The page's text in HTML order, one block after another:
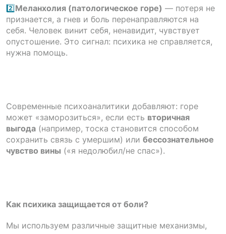
2️⃣Меланхолия (патологическое горе) — потеря не
признается, а гнев и боль перенаправляются на
себя. Человек винит себя, ненавидит, чувствует
опустошение. Это сигнал: психика не справляется,
нужна помощь.
Современные психоаналитики добавляют: горе
может «заморозиться», если есть вторичная
выгода (например, тоска становится способом
сохранить связь с умершим) или бессознательное
чувство вины («я недолюбил/не спас»).
Как психика защищается от боли?
Мы используем различные защитные механизмы,